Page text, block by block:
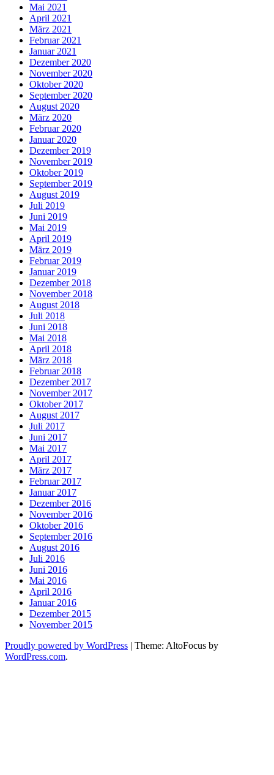
Mai 2021
April 2021
März 2021
Februar 2021
Januar 2021
Dezember 2020
November 2020
Oktober 2020
September 2020
August 2020
März 2020
Februar 2020
Januar 2020
Dezember 2019
November 2019
Oktober 2019
September 2019
August 2019
Juli 2019
Juni 2019
Mai 2019
April 2019
März 2019
Februar 2019
Januar 2019
Dezember 2018
November 2018
August 2018
Juli 2018
Juni 2018
Mai 2018
April 2018
März 2018
Februar 2018
Dezember 2017
November 2017
Oktober 2017
August 2017
Juli 2017
Juni 2017
Mai 2017
April 2017
März 2017
Februar 2017
Januar 2017
Dezember 2016
November 2016
Oktober 2016
September 2016
August 2016
Juli 2016
Juni 2016
Mai 2016
April 2016
Januar 2016
Dezember 2015
November 2015
Proudly powered by WordPress | Theme: AltoFocus by
WordPress.com.